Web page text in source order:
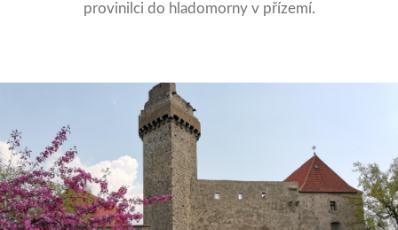
provinilci do hladomorny v přízemí.